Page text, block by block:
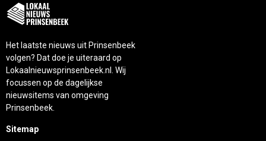
Het laatste nieuws uit Prinsenbeek
volgen? Dat doe je uiteraard op
Lokaalnieuwsprinsenbeek.nl. Wij
focussen op de dagelijkse
nieuwsitems van omgeving
Prinsenbeek.
Sitemap